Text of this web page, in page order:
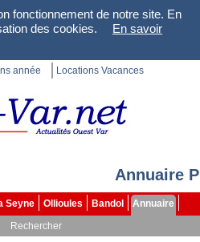
fonctionnement de notre site. En
des cookies.
En savoir
année Locations Vacances
Annuaire
Seyne Ollioules Bandol
Annuaire
Rechercher